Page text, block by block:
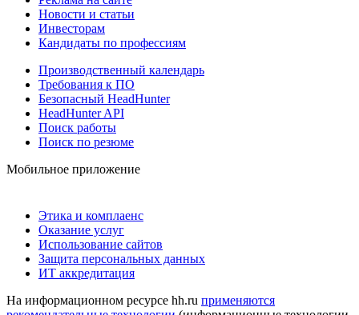
Новости и статьи
Инвесторам
Кандидаты по профессиям
Производственный календарь
Требования к ПО
Безопасный HeadHunter
HeadHunter API
Поиск работы
Поиск по резюме
Мобильное приложение
Этика и комплаенс
Оказание услуг
Использование сайтов
Защита персональных данных
ИТ аккредитация
На информационном ресурсе hh.ru применяются